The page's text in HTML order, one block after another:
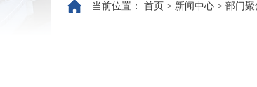
当前位置： 首页 > 新闻中心 > 部门聚